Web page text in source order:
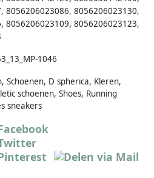
, 8056206023086, 8056206023130,
, 8056206023109, 8056206023123,
1046
Schoenen, D spherica, Kleren,
schoenen, Shoes, Running
sneakers